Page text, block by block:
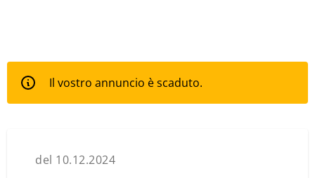
Il vostro annuncio è scaduto.
del 10.12.2024